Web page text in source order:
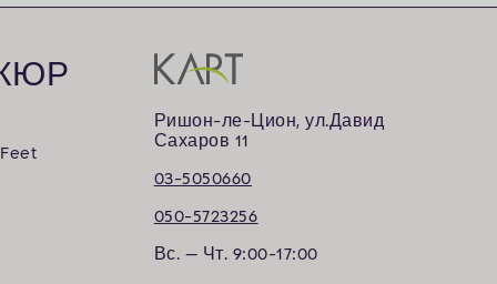
Ришон-ле-Цион, ул.Давид
Сахаров 11
03-5050660
050-5723256
Вс. — Чт. 9:00-17:00